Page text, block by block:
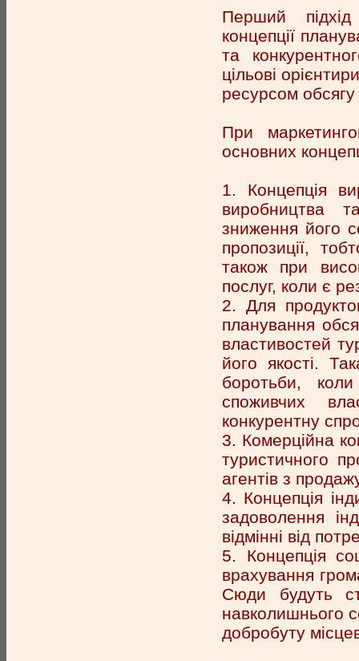
Перший підхід
концепції
та
цільові
ресурсом обсягу
При
основних
1. Концепція
виробництва
зниження його
пропозиції,
також при
послуг, коли є
2. Для
планування
властивостей
його якості.
боротьби,
споживчих
конкурентну
3. Комерційна
туристичного
агентів з
4. Концепція
задоволення
відмінні від
5. Концепція
врахування
Сюди будуть
навколишнього
добробуту